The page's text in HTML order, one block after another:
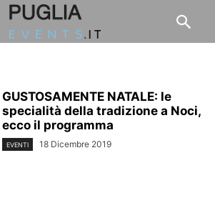
GUSTOSAMENTE NATALE: le
specialità della tradizione a Noci,
ecco il programma
EVENTI 18 Dicembre 2019